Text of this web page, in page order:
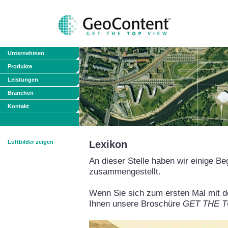
Unternehmen
Produkte
Leistungen
Branchen
Kontakt
Luftbilder zeigen Lexikon
An dieser Stelle haben wir einige
zusammengestellt.
Wenn Sie sich zum ersten Mal mit
Ihnen unsere Broschüre GET THE